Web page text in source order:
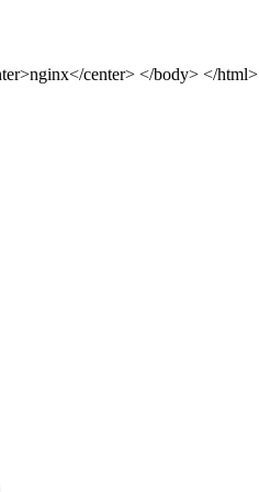
center> </body> </html>